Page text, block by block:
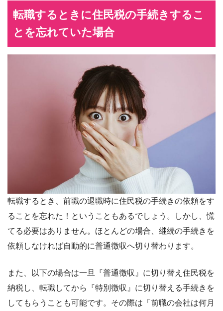
転職するときに住民税の手続きするこ
とを忘れていた場合
転職するとき、前職の退職時に住民税の手続きの依頼をす
ることを忘れた！ということもあるでしょう。しかし、慌
てる必要はありません。ほとんどの場合、継続の手続きを
依頼しなければ自動的に普通徴収へ切り替わります。
また、以下の場合は一旦『普通徴収』に切り替え住民税を
納税し、転職してから『特別徴収』に切り替える手続きを
してもらうことも可能です。その際は「前職の会社は何月